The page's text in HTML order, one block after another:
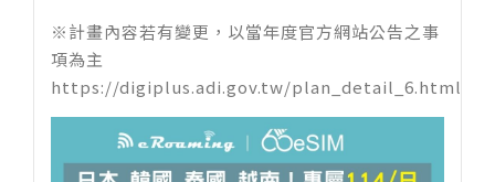
※計畫內容若有變更，以當年度官方網站公告之事
項為主
https://digiplus.adi.gov.tw/plan_detail_6.html